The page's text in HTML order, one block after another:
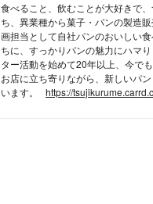
食べること、飲むことが大好きで
ち、異業種から菓子・パンの製造
画担当として自社パンのおいしい
ちに、すっかりパンの魅力にハマ
ター活動を始めて20年以上、今で
お店に立ち寄りながら、新しいパ
います。 https://